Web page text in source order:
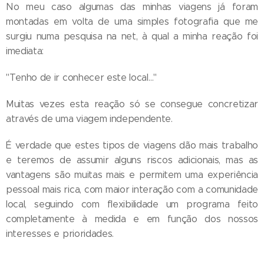
No meu caso algumas das minhas viagens já foram
montadas em volta de uma simples fotografia que me
surgiu numa pesquisa na net, à qual a minha reação foi
imediata:
"Tenho de ir conhecer este local…"
Muitas vezes esta reação só se consegue concretizar
através de uma viagem independente.
É verdade que estes tipos de viagens dão mais trabalho
e teremos de assumir alguns riscos adicionais, mas as
vantagens são muitas mais e permitem uma experiência
pessoal mais rica, com maior interação com a comunidade
local, seguindo com flexibilidade um programa feito
completamente à medida e em função dos nossos
interesses e prioridades.